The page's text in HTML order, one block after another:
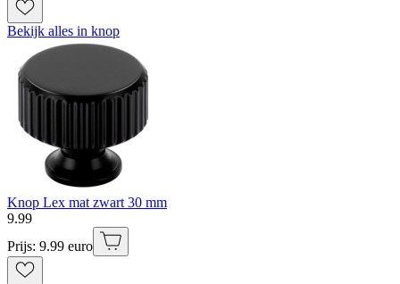
Bekijk alles in knop
Knop Lex mat zwart 30 mm
9.99
Prijs: 9.99 euro